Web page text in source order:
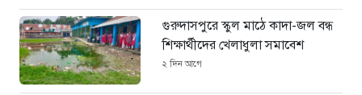
গুরুদাসপুরে স্কুল মাঠে কাদা-জল বন্ধ
শিক্ষার্থীদের খেলাধুলা সমাবেশ
২ দিন আগে